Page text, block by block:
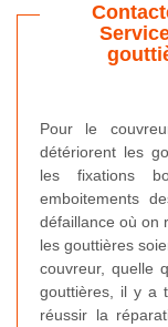
Pour le
détériorent les
les fixations
emboitements
défaillance où on
les gouttières
couvreur, quelle
gouttières, il y a
réussir la